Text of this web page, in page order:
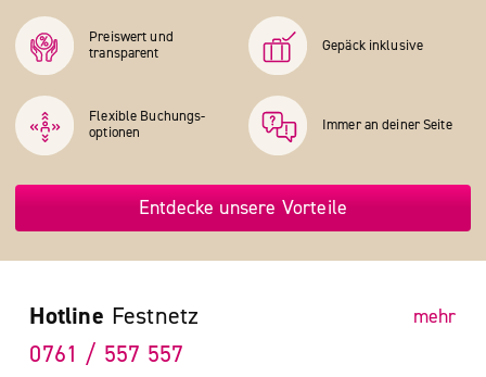
Preiswert und
transparent
Gepäck inklusive
Flexible Buchungs­
optionen
Immer an deiner Seite
Entdecke unsere Vorteile
Hotline Festnetz mehr
0761 / 557 557